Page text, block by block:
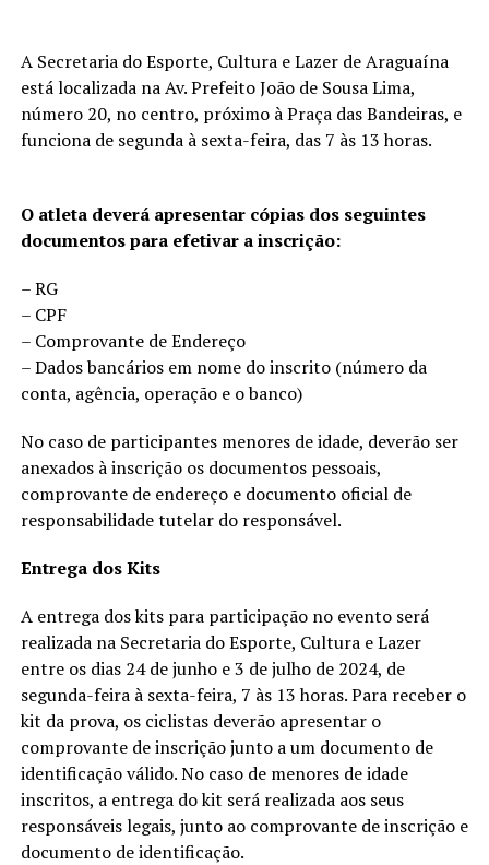
A Secretaria do Esporte, Cultura e Lazer de Araguaína
está localizada na Av. Prefeito João de Sousa Lima,
número 20, no centro, próximo à Praça das Bandeiras, e
funciona de segunda à sexta-feira, das 7 às 13 horas.
O atleta deverá apresentar cópias dos seguintes
documentos para efetivar a inscrição:
– RG
– CPF
– Comprovante de Endereço
– Dados bancários em nome do inscrito (número da
conta, agência, operação e o banco)
No caso de participantes menores de idade, deverão ser
anexados à inscrição os documentos pessoais,
comprovante de endereço e documento oficial de
responsabilidade tutelar do responsável.
Entrega dos Kits
A entrega dos kits para participação no evento será
realizada na Secretaria do Esporte, Cultura e Lazer
entre os dias 24 de junho e 3 de julho de 2024, de
segunda-feira à sexta-feira, 7 às 13 horas. Para receber o
kit da prova, os ciclistas deverão apresentar o
comprovante de inscrição junto a um documento de
identificação válido. No caso de menores de idade
inscritos, a entrega do kit será realizada aos seus
responsáveis legais, junto ao comprovante de inscrição e
documento de identificação.